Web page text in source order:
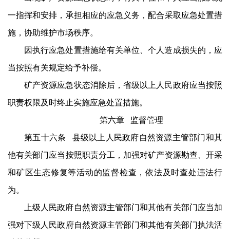
一指挥和安排，承担相应的应急义务，配合采取应急处置措
施，协助维护市场秩序。
因执行应急处置措施给有关单位、个人造成损失的，应
当按照有关规定给予补偿。
矿产资源应急状态消除后，省级以上人民政府应当按照
职责权限及时终止实施应急处置措施。
第六章 监督管理
第五十六条 县级以上人民政府自然资源主管部门和其
他有关部门应当按照职责分工，加强对矿产资源勘查、开采
和矿区生态修复等活动的监督检查，依法及时查处违法行
为。
上级人民政府自然资源主管部门和其他有关部门应当加
强对下级人民政府自然资源主管部门和其他有关部门执法活